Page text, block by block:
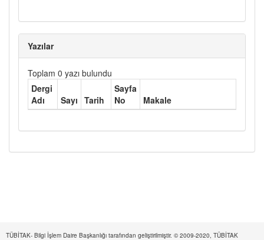
Yazılar
Toplam 0 yazı bulundu
Dergi
Adı
Sayı Tarih
Sayfa
No
Makale
TÜBİTAK- Bilgi İşlem Daire Başkanlığı tarafından geliştirilmiştir. © 2009-2020, TÜBİTAK